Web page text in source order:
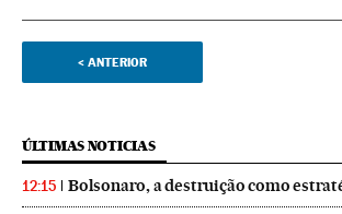
< ANTERIOR
ÚLTIMAS NOTICIAS
12:15 Bolsonaro, a destruição como